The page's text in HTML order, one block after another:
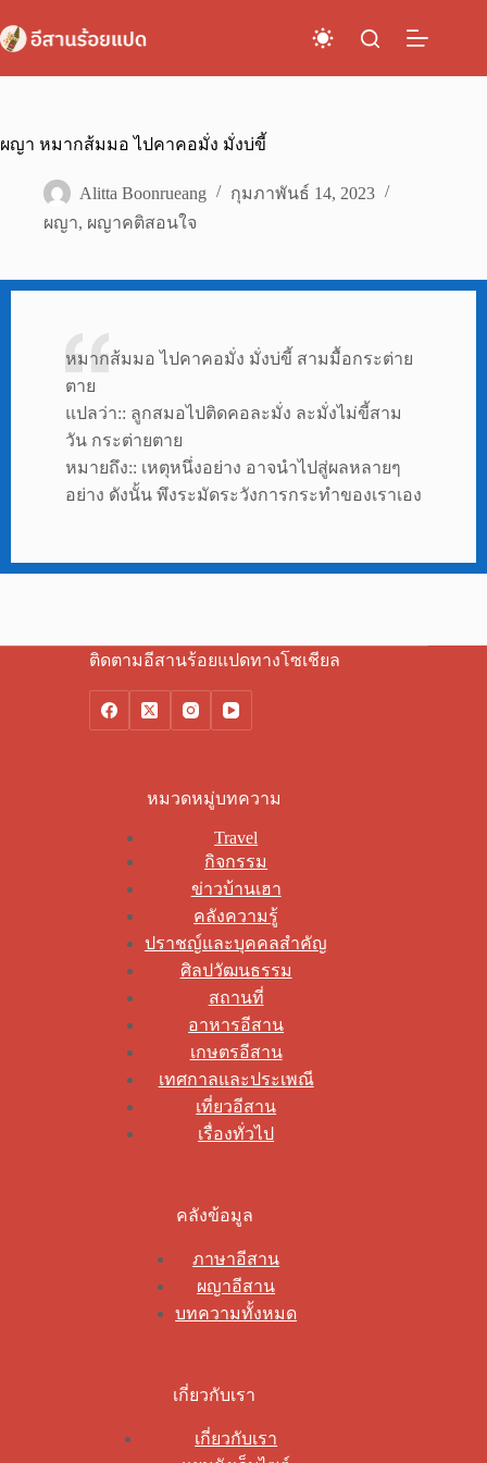
to
content
ผญา หมากส้มมอ ไปคาคอมั่ง มั่งบ่ขี้
Alitta Boonrueang
กุมภาพันธ์ 14, 2023
ผญา, ผญาคติสอนใจ
หมากส้มมอ ไปคาคอมั่ง มั่งบ่ขี้ สามมื้อกระต่าย
ตาย
แปลว่า:: ลูกสมอไปติดคอละมั่ง ละมั่งไม่ขี้สาม
วัน กระต่ายตาย
หมายถึง:: เหตุหนึ่งอย่าง อาจนำไปสู่ผลหลายๆ
อย่าง ดังนั้น พึงระมัดระวังการกระทำของเราเอง
ติดตามอีสานร้อยแปดทางโซเชียล
หมวดหมู่บทความ
Travel
กิจกรรม
ข่าวบ้านเฮา
คลังความรู้
ปราชญ์และบุคคลสำคัญ
ศิลปวัฒนธรรม
สถานที่
อาหารอีสาน
เกษตรอีสาน
เทศกาลและประเพณี
เที่ยวอีสาน
เรื่องทั่วไป
คลังข้อมูล
ภาษาอีสาน
ผญาอีสาน
บทความทั้งหมด
เกี่ยวกับเรา
เกี่ยวกับเรา